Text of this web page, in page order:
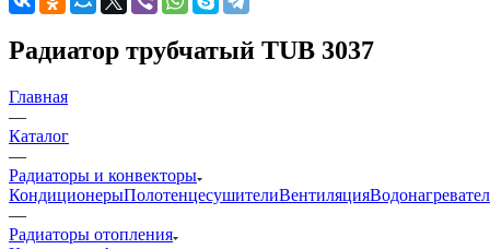
Радиатор трубчатый TUB 3037
Главная
—
Каталог
—
Радиаторы и конвекторы
КондиционерыПолотенцесушителиВентиляция
—
Радиаторы отопления